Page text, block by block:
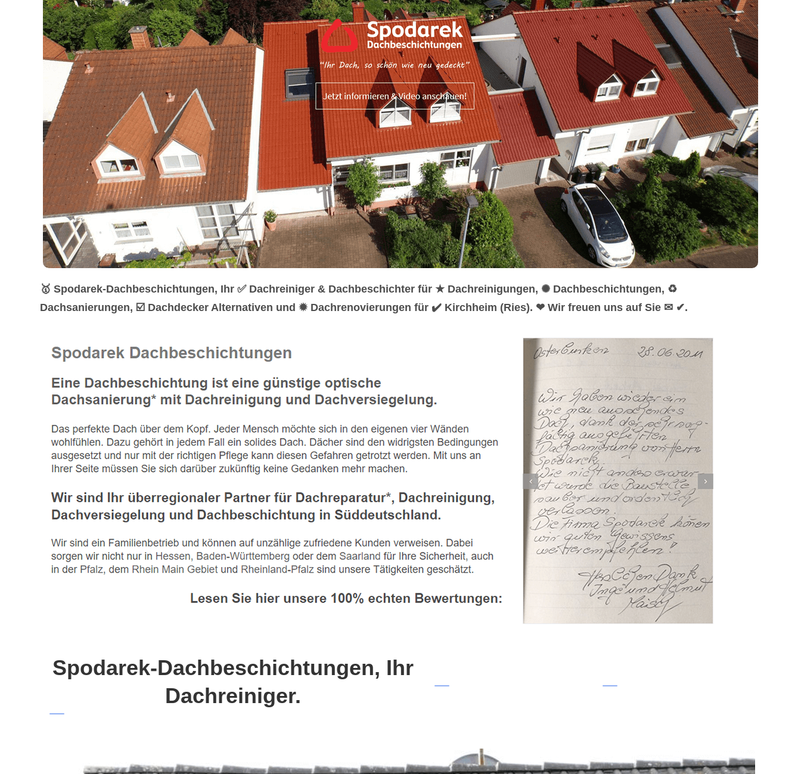
🥇 Spodarek-Dachbeschichtungen, Ihr ✅ Dachreiniger & Dachbeschichter für ★ Dachreinigungen, ✺ Dachbeschichtungen, ♻
Dachsanierungen, ☑️ Dachdecker Alternativen und ✹ Dachrenovierungen für ✔️ Kirchheim (Ries). ❤ Wir freuen uns auf Sie ✉ ✔.
Spodarek-Dachbeschichtungen, Ihr
Dachreiniger.